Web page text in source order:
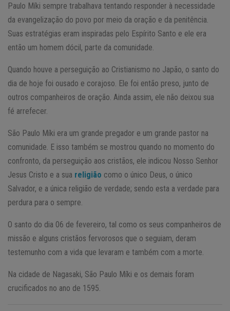
Paulo Míki sempre trabalhava tentando responder à necessidade
da evangelização do povo por meio da oração e da penitência.
Suas estratégias eram inspiradas pelo Espírito Santo e ele era
então um homem dócil, parte da comunidade.
Quando houve a perseguição ao Cristianismo no Japão, o santo do
dia de hoje foi ousado e corajoso. Ele foi então preso, junto de
outros companheiros de oração. Ainda assim, ele não deixou sua
fé arrefecer.
São Paulo Míki era um grande pregador e um grande pastor na
comunidade. E isso também se mostrou quando no momento do
confronto, da perseguição aos cristãos, ele indicou Nosso Senhor
Jesus Cristo e a sua religião como o único Deus, o único
Salvador, e a única religião de verdade; sendo esta a verdade para
perdura para o sempre.
O santo do dia 06 de fevereiro, tal como os seus companheiros de
missão e alguns cristãos fervorosos que o seguiam, deram
testemunho com a vida que levaram e também com a morte.
Na cidade de Nagasaki, São Paulo Míki e os demais foram
crucificados no ano de 1595.